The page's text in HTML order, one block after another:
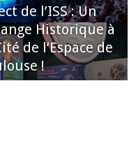
de l’ISS : Un
Historique à
de l’Espace de
!